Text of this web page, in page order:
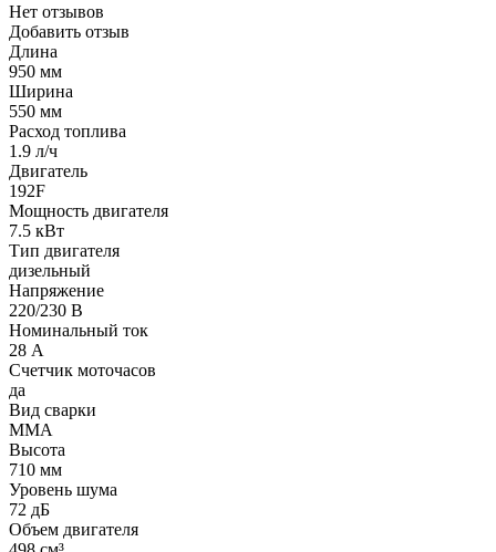
Нет отзывов
Добавить отзыв
Длина
950 мм
Ширина
550 мм
Расход топлива
1.9 л/ч
Двигатель
192F
Мощность двигателя
7.5 кВт
Тип двигателя
дизельный
Напряжение
220/230 В
Номинальный ток
28 А
Счетчик моточасов
да
Вид сварки
MMA
Высота
710 мм
Уровень шума
72 дБ
Объем двигателя